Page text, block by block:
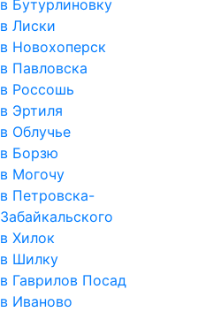
в Бутурлиновку
в Лиски
в Новохоперск
в Павловска
в Россошь
в Эртиля
в Облучье
в Борзю
в Могочу
в Петровска-
Забайкальского
в Хилок
в Шилку
в Гаврилов Посад
в Иваново